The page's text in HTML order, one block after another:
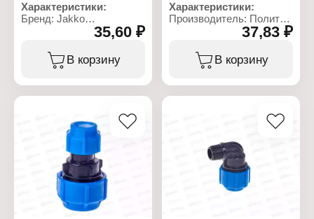
Характеристики:
Бренд: Jakko
Артикул: 704059201T
Тип: компрессионый
Диаметр присоединения:
Рабочее давление: до 10
Температура
применения: от 0 до +40
35,60 ₽
В корзину
Характеристики:
Производитель: Политек
Линейка: ТПК-АКВА
Артикул: 52002534
Тип товара: Муфта
Вид: переходная
Материал: полипропилен
Резьба присоединения:
37,83 ₽
В корзину